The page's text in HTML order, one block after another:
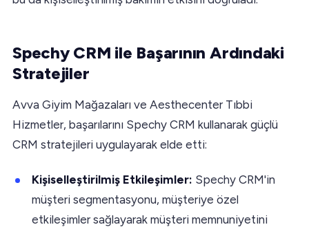
Spechy CRM ile Başarının Ardındaki
Stratejiler
Avva Giyim Mağazaları ve Aesthecenter Tıbbi
Hizmetler, başarılarını Spechy CRM kullanarak güçlü
CRM stratejileri uygulayarak elde etti:
Kişiselleştirilmiş Etkileşimler: Spechy CRM'in
müşteri segmentasyonu, müşteriye özel
etkileşimler sağlayarak müşteri memnuniyetini